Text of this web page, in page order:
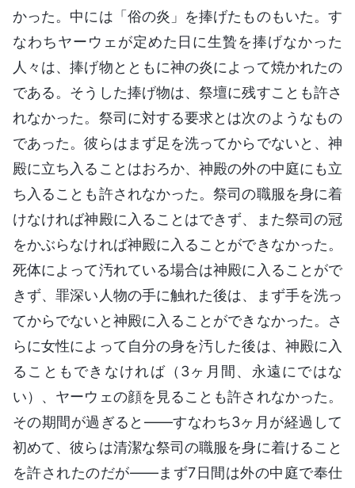
かった。中には「俗の炎」を捧げたものもいた。す
なわちヤーウェが定めた日に生贄を捧げなかった
人々は、捧げ物とともに神の炎によって焼かれたの
である。そうした捧げ物は、祭壇に残すことも許さ
れなかった。祭司に対する要求とは次のようなもの
であった。彼らはまず足を洗ってからでないと、神
殿に立ち入ることはおろか、神殿の外の中庭にも立
ち入ることも許されなかった。祭司の職服を身に着
けなければ神殿に入ることはできず、また祭司の冠
をかぶらなければ神殿に入ることができなかった。
死体によって汚れている場合は神殿に入ることがで
きず、罪深い人物の手に触れた後は、まず手を洗っ
てからでないと神殿に入ることができなかった。さ
らに女性によって自分の身を汚した後は、神殿に入
ることもできなければ（3ヶ月間、永遠にではな
い）、ヤーウェの顔を見ることも許されなかった。
その期間が過ぎると——すなわち3ヶ月が経過して
初めて、彼らは清潔な祭司の職服を身に着けること
を許されたのだが——まず7日間は外の中庭で奉仕